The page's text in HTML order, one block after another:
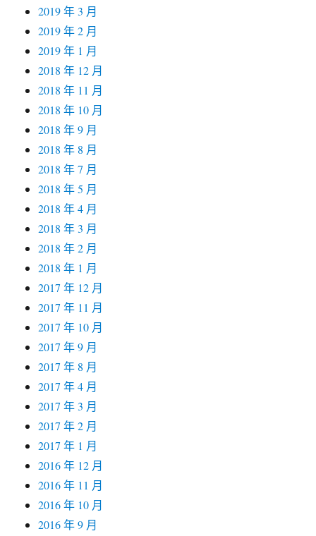
2019 年 3 月
2019 年 2 月
2019 年 1 月
2018 年 12 月
2018 年 11 月
2018 年 10 月
2018 年 9 月
2018 年 8 月
2018 年 7 月
2018 年 5 月
2018 年 4 月
2018 年 3 月
2018 年 2 月
2018 年 1 月
2017 年 12 月
2017 年 11 月
2017 年 10 月
2017 年 9 月
2017 年 8 月
2017 年 4 月
2017 年 3 月
2017 年 2 月
2017 年 1 月
2016 年 12 月
2016 年 11 月
2016 年 10 月
2016 年 9 月